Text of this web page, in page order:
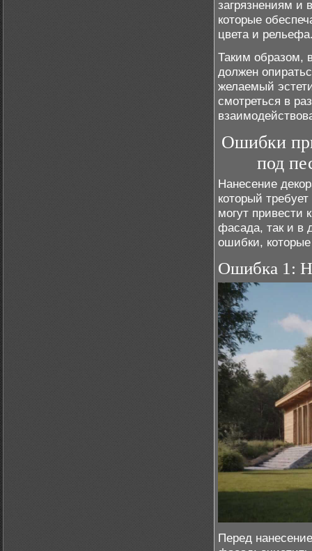
загрязнениям и
которые
цвета и
Таким образом,
должен
желаемый
смотреться в
Ошибки
под
Нанесение
который
могут привести
фасада, так и в
ошибки,
Ошибка 1:
Перед